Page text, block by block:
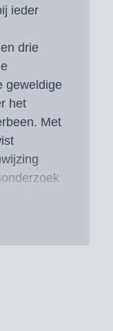
ieder
drie
geweldige
het
Met